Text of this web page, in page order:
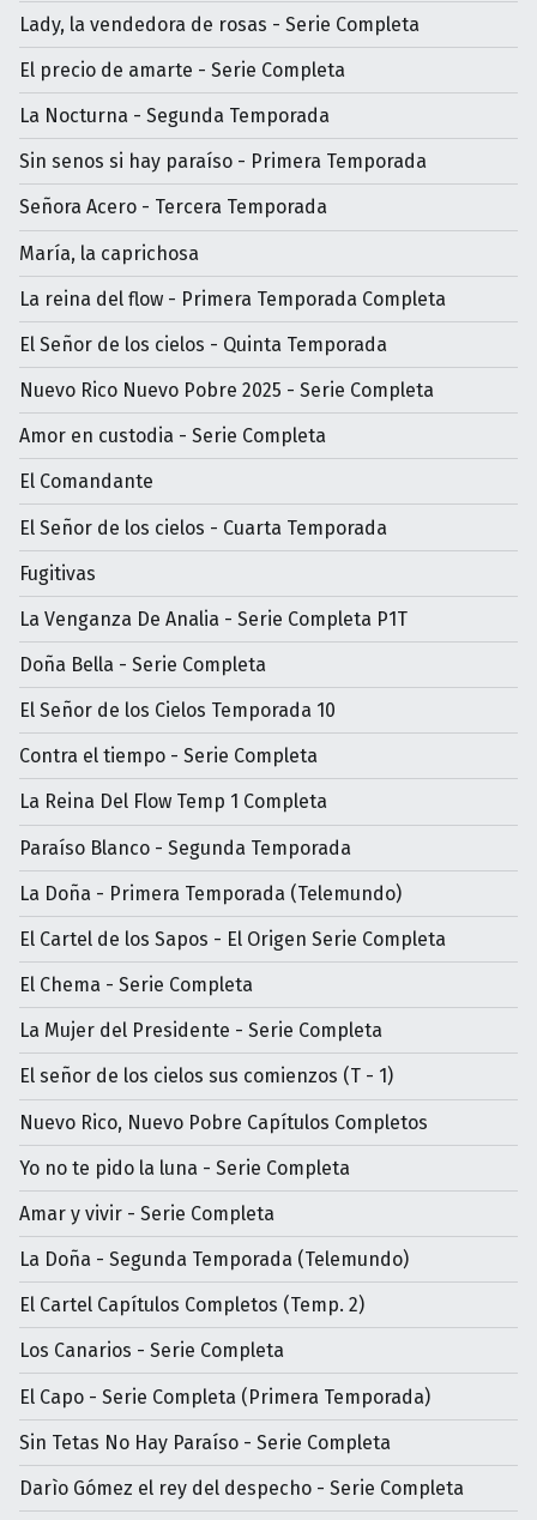
Lady, la vendedora de rosas - Serie Completa
El precio de amarte - Serie Completa
La Nocturna - Segunda Temporada
Sin senos si hay paraíso - Primera Temporada
Señora Acero - Tercera Temporada
María, la caprichosa
La reina del flow - Primera Temporada Completa
El Señor de los cielos - Quinta Temporada
Nuevo Rico Nuevo Pobre 2025 - Serie Completa
Amor en custodia - Serie Completa
El Comandante
El Señor de los cielos - Cuarta Temporada
Fugitivas
La Venganza De Analia - Serie Completa P1T
Doña Bella - Serie Completa
El Señor de los Cielos Temporada 10
Contra el tiempo - Serie Completa
La Reina Del Flow Temp 1 Completa
Paraíso Blanco - Segunda Temporada
La Doña - Primera Temporada (Telemundo)
El Cartel de los Sapos - El Origen Serie Completa
El Chema - Serie Completa
La Mujer del Presidente - Serie Completa
El señor de los cielos sus comienzos (T - 1)
Nuevo Rico, Nuevo Pobre Capítulos Completos
Yo no te pido la luna - Serie Completa
Amar y vivir - Serie Completa
La Doña - Segunda Temporada (Telemundo)
El Cartel Capítulos Completos (Temp. 2)
Los Canarios - Serie Completa
El Capo - Serie Completa (Primera Temporada)
Sin Tetas No Hay Paraíso - Serie Completa
Darìo Gómez el rey del despecho - Serie Completa